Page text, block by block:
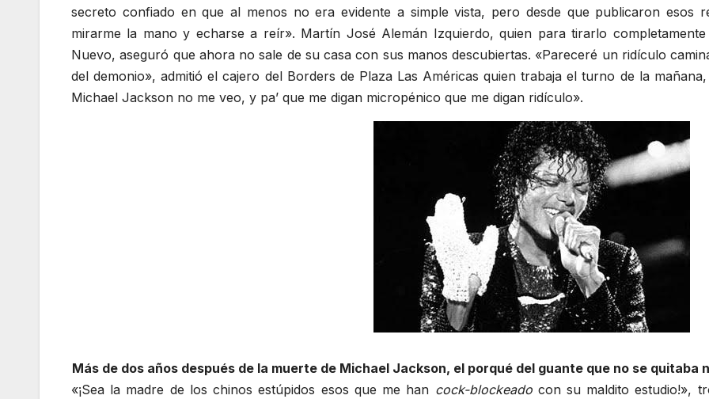
secreto confiado en que al menos no era evidente a simple vista, pero desde que publicaron esos
mirarme la mano y echarse a reír». Martín José Alemán Izquierdo, quien para tirarlo
Nuevo, aseguró que ahora no sale de su casa con sus manos descubiertas. «Pareceré un ridículo
del demonio», admitió el cajero del Borders de Plaza Las Américas quien trabaja el turno de la
Michael Jackson no me veo, y pa’ que me digan micropénico que me digan ridículo».
Más de dos años después de la muerte de Michael Jackson, el porqué del guante que no se
«¡Sea la madre de los chinos estúpidos esos que me han cock-blockeadocon su maldito estudio!»,